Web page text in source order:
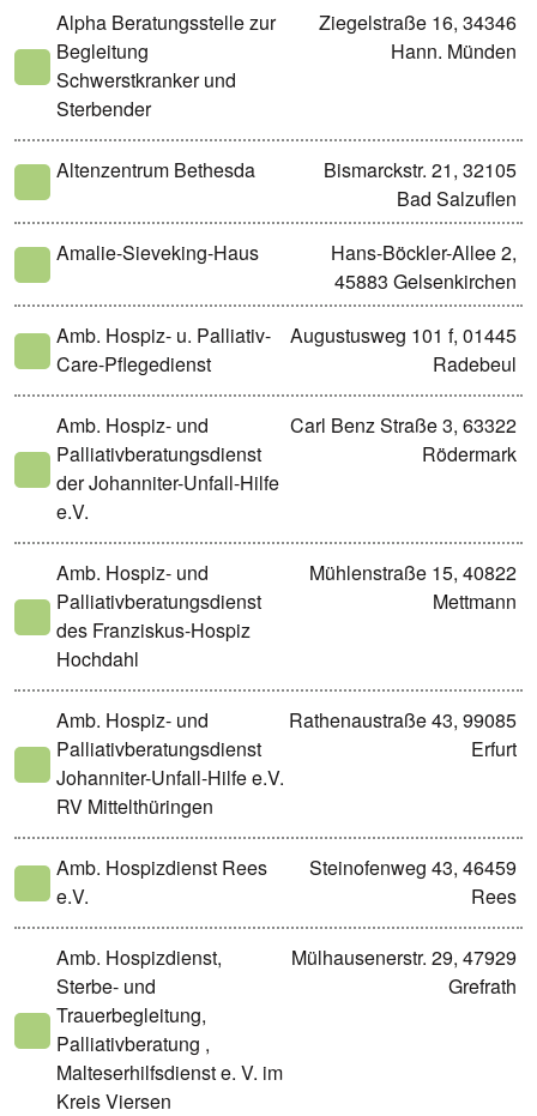
Alpha Beratungsstelle zur
Begleitung
Schwerstkranker und
Sterbender
Ziegelstraße 16, 34346
Hann. Münden
Altenzentrum Bethesda
Bismarckstr. 21, 32105
Bad Salzuflen
Amalie-Sieveking-Haus
Hans-Böckler-Allee 2,
45883 Gelsenkirchen
Amb. Hospiz- u. Palliativ-
Care-Pflegedienst
Augustusweg 101 f, 01445
Radebeul
Amb. Hospiz- und
Palliativberatungsdienst
der Johanniter-Unfall-Hilfe
e.V.
Carl Benz Straße 3, 63322
Rödermark
Amb. Hospiz- und
Palliativberatungsdienst
des Franziskus-Hospiz
Hochdahl
Mühlenstraße 15, 40822
Mettmann
Amb. Hospiz- und
Palliativberatungsdienst
Johanniter-Unfall-Hilfe e.V.
RV Mittelthüringen
Rathenaustraße 43, 99085
Erfurt
Amb. Hospizdienst Rees
e.V.
Steinofenweg 43, 46459
Rees
Amb. Hospizdienst,
Sterbe- und
Trauerbegleitung,
Palliativberatung ,
Malteserhilfsdienst e. V. im
Kreis Viersen
Mülhausenerstr. 29, 47929
Grefrath